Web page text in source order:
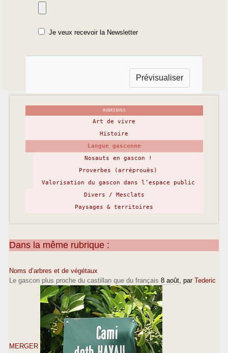
Je veux recevoir la Newsletter
RUBRIQUES
Art de vivre
Histoire
Langue gasconne
Nosauts en gascon !
Proverbes (arréprouès)
Valorisation du gascon dans l’espace public
Divers / Mesclats
Paysages & territoires
Dans la même rubrique :
Noms d’arbres et de végétaux
Le gascon plus proche du castillan que du français 8 août , par Tederic
MERGER